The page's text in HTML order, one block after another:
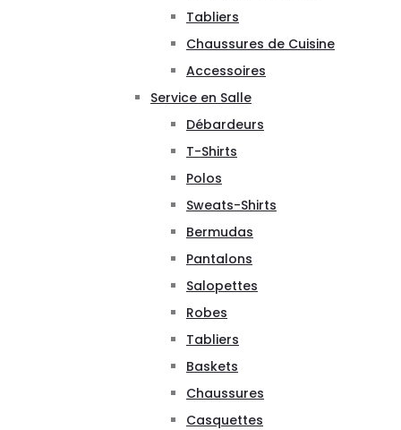
Tabliers
Chaussures de Cuisine
Accessoires
Service en Salle
Débardeurs
T-Shirts
Polos
Sweats-Shirts
Bermudas
Pantalons
Salopettes
Robes
Tabliers
Baskets
Chaussures
Casquettes